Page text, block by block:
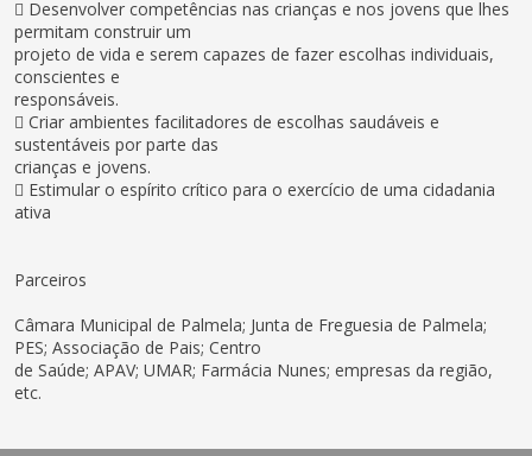
 Desenvolver competências nas crianças e nos jovens que lhes
permitam construir um
projeto de vida e serem capazes de fazer escolhas individuais,
conscientes e
responsáveis.
 Criar ambientes facilitadores de escolhas saudáveis e
sustentáveis por parte das
crianças e jovens.
 Estimular o espírito crítico para o exercício de uma cidadania
ativa
Parceiros
Câmara Municipal de Palmela; Junta de Freguesia de Palmela;
PES; Associação de Pais; Centro
de Saúde; APAV; UMAR; Farmácia Nunes; empresas da região,
etc.